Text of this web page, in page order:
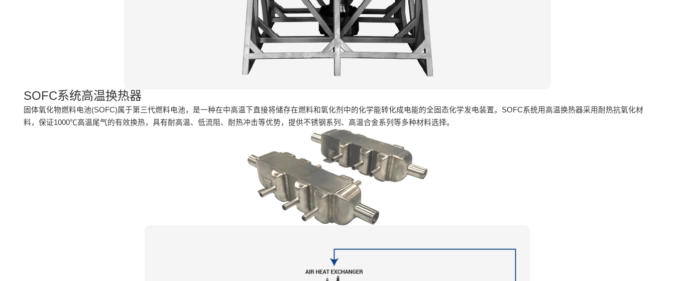
SOFC系统高温换热器
固体氧化物燃料电池(SOFC)属于第三代燃料电池，是一种在中高温下直接将储存在燃料和氧化剂中的化学能转化成电能的全固态化学发电装置。SOFC系统用高温换热器采用耐热抗氧化材
料，保证1000℃高温尾气的有效换热，具有耐高温、低流阻、耐热冲击等优势，提供不锈钢系列、高温合金系列等多种材料选择。